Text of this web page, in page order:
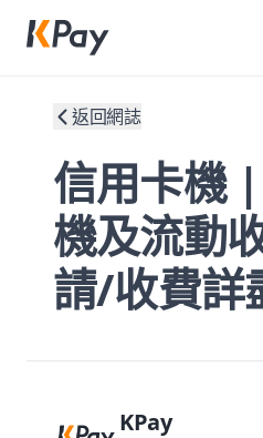
返回網誌
信用卡機
機及流動
請/收費詳
KPay